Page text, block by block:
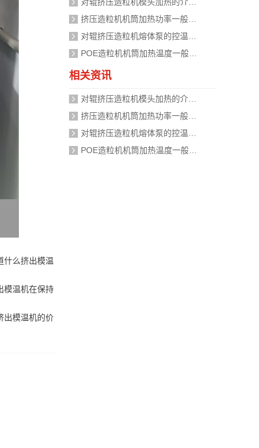
什么挤出模温
模温机在保持
出模温机的价
相关资讯